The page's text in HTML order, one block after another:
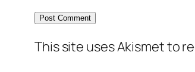
This site uses Akismet to